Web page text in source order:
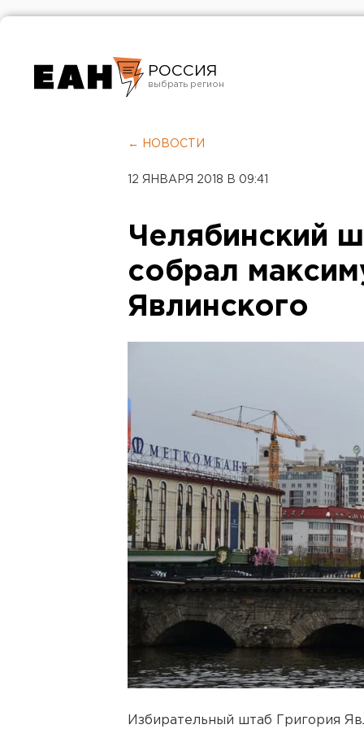
РОССИЯ
Челябинск
← НОВОСТИ
12 ЯНВАРЯ 2018 В 09:41
Челябинский
собрал
Явлинского
Избирательный штаб Григория